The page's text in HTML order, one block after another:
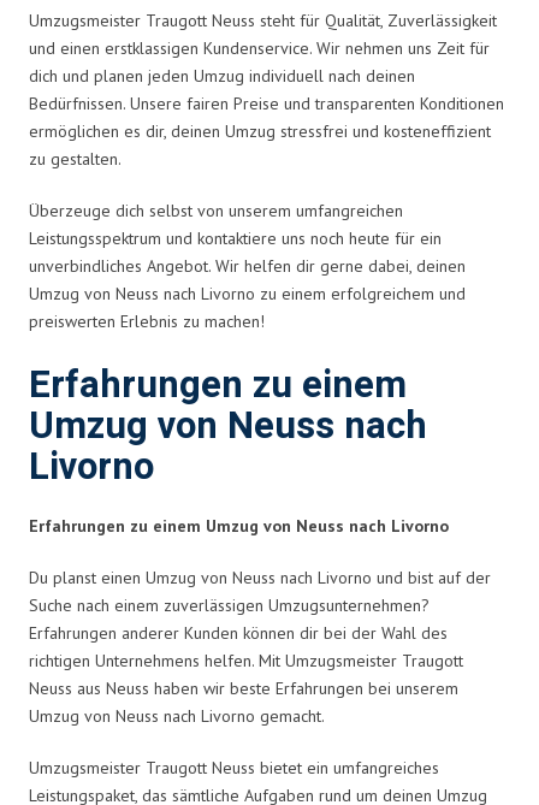
Umzugsmeister Traugott Neuss steht für Qualität, Zuverlässigkeit
und einen erstklassigen Kundenservice. Wir nehmen uns Zeit für
dich und planen jeden Umzug individuell nach deinen
Bedürfnissen. Unsere fairen Preise und transparenten Konditionen
ermöglichen es dir, deinen Umzug stressfrei und kosteneffizient
zu gestalten.
Überzeuge dich selbst von unserem umfangreichen
Leistungsspektrum und kontaktiere uns noch heute für ein
unverbindliches Angebot. Wir helfen dir gerne dabei, deinen
Umzug von Neuss nach Livorno zu einem erfolgreichem und
preiswerten Erlebnis zu machen!
Erfahrungen zu einem
Umzug von Neuss nach
Livorno
Erfahrungen zu einem Umzug von Neuss nach Livorno
Du planst einen Umzug von Neuss nach Livorno und bist auf der
Suche nach einem zuverlässigen Umzugsunternehmen?
Erfahrungen anderer Kunden können dir bei der Wahl des
richtigen Unternehmens helfen. Mit Umzugsmeister Traugott
Neuss aus Neuss haben wir beste Erfahrungen bei unserem
Umzug von Neuss nach Livorno gemacht.
Umzugsmeister Traugott Neuss bietet ein umfangreiches
Leistungspaket, das sämtliche Aufgaben rund um deinen Umzug